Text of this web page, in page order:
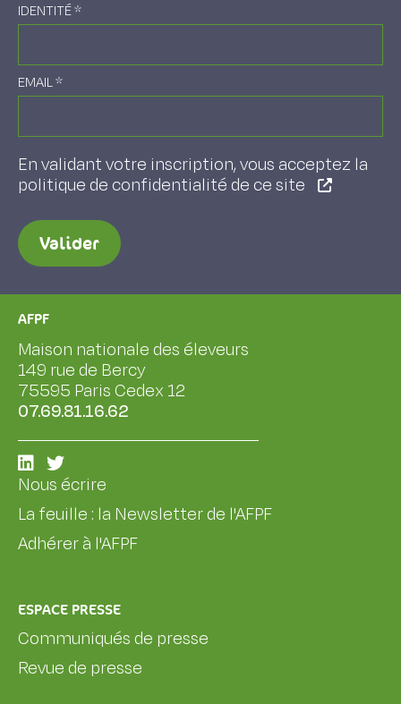
IDENTITÉ*
EMAIL*
En validant votre inscription, vous acceptez la
politique de confidentialité de ce site
Valider
AFPF
Maison nationale des éleveurs
149 rue de Bercy
75595 Paris Cedex 12
07.69.81.16.62
Nous écrire
La feuille : la Newsletter de l'AFPF
Adhérer à l'AFPF
ESPACE PRESSE
Communiqués de presse
Revue de presse